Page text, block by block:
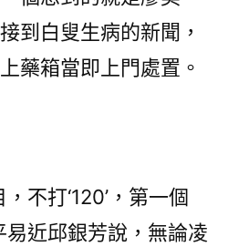
到白叟生病的新聞，
藥箱當即上門處置。
不打‘120’，第一個
易近邱銀芳說，無論凌